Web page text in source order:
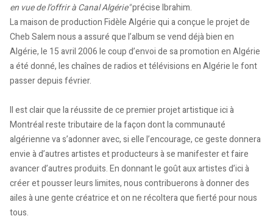
en vue de l’offrir à Canal Algérie"précise Ibrahim.
La maison de production Fidèle Algérie qui a conçue le projet de
Cheb Salem nous a assuré que l’album se vend déjà bien en
Algérie, le 15 avril 2006 le coup d’envoi de sa promotion en Algérie
a été donné, les chaînes de radios et télévisions en Algérie le font
passer depuis février.
Il est clair que la réussite de ce premier projet artistique ici à
Montréal reste tributaire de la façon dont la communauté
algérienne va s’adonner avec, si elle l’encourage, ce geste donnera
envie à d’autres artistes et producteurs à se manifester et faire
avancer d’autres produits. En donnant le goût aux artistes d’ici à
créer et pousser leurs limites, nous contribuerons à donner des
ailes à une gente créatrice et on ne récoltera que fierté pour nous
tous.